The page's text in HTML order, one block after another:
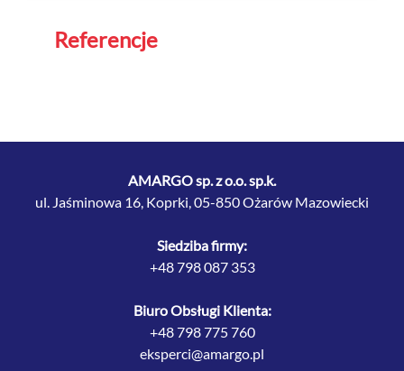
Referencje
AMARGO sp. z o.o. sp.k.
ul. Jaśminowa 16, Koprki, 05-850 Ożarów Mazowiecki
Siedziba firmy:
+48 798 087 353
Biuro Obsługi Klienta:
+48 798 775 760
eksperci@amargo.pl